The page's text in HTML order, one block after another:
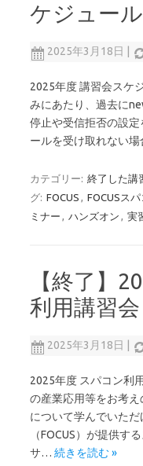
ケジュール
2025年3月18日
2025年度 講習会スケ
みにあたり、過去に
停止や受信拒否の設
ールを受け取れない
カテゴリー: 終了した講
グ: FOCUS , FOCUSスパ
ミナー , ハンズオン , 実
【終了】
利用講習会
2025年3月18日
2025年度 スパコン利
の産業応用等をお考
について学んでいた
（FOCUS）が提供す
サ… 続きを読む »